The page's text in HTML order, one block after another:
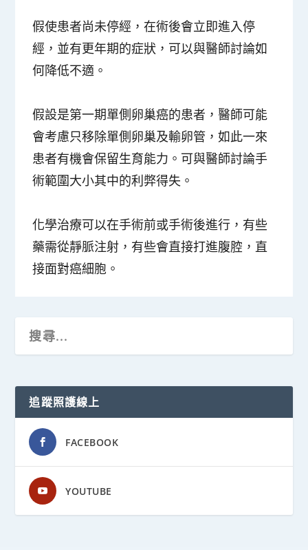
假使患者尚未停經，在術後會立即進入停
經，並有更年期的症狀，可以與醫師討論如
何降低不適。
假設是第一期單側卵巢癌的患者，醫師可能
會考慮只移除單側卵巢及輸卵管，如此一來
患者有機會保留生育能力。可與醫師討論手
術範圍大小其中的利弊得失。
化學治療可以在手術前或手術後進行，有些
藥需從靜脈注射，有些會直接打進腹腔，直
接面對癌細胞。
追蹤照護線上
FACEBOOK
YOUTUBE